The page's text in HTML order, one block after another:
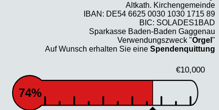
Altkath. Kirchengemeinde
IBAN: DE54 6625 0030 1030 1715 89
BIC: SOLADES1BAD
Sparkasse Baden-Baden Gaggenau
Verwendungszweck "Orgel "
Auf Wunsch erhalten Sie eine Spendenquittung
€10,000
74%